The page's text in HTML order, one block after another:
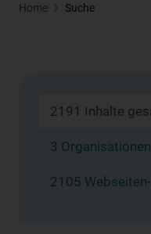
Home Suche
2191 Inhalte
3 Organisationen
2105